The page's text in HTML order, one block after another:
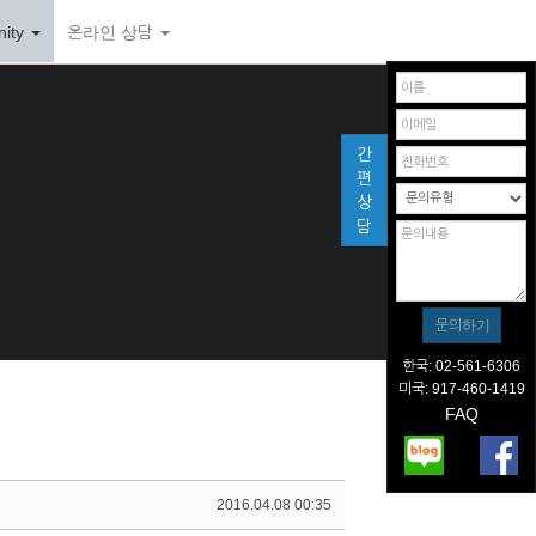
온라인 상담
2016.04.08 00:35
간
편
상
담
한국: 02-561-6306
미국: 917-460-1419
FAQ